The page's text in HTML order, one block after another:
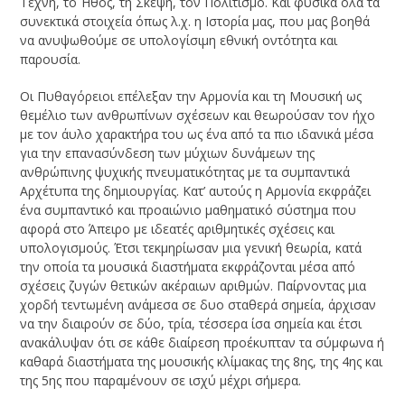
συνεκτικά στοιχεία όπως λ.χ. η Ιστορία μας, που μας βοηθά
να ανυψωθούμε σε υπολογίσιμη εθνική οντότητα και
παρουσία.
Οι Πυθαγόρειοι επέλεξαν την Αρμονία και τη Μουσική ως
θεμέλιο των ανθρωπίνων σχέσεων και θεωρούσαν τον ήχο
με τον άυλο χαρακτήρα του ως ένα από τα πιο ιδανικά μέσα
για την επανασύνδεση των μύχιων δυνάμεων της
ανθρώπινης ψυχικής πνευματικότητας με τα συμπαντικά
Αρχέτυπα της δημιουργίας. Κατ’ αυτούς η Αρμονία εκφράζει
ένα συμπαντικό και προαιώνιο μαθηματικό σύστημα που
αφορά στο Άπειρο με ιδεατές αριθμητικές σχέσεις και
υπολογισμούς. Έτσι τεκμηρίωσαν μια γενική θεωρία, κατά
την οποία τα μουσικά διαστήματα εκφράζονται μέσα από
σχέσεις ζυγών θετικών ακέραιων αριθμών. Παίρνοντας μια
χορδή τεντωμένη ανάμεσα σε δυο σταθερά σημεία, άρχισαν
να την διαιρούν σε δύο, τρία, τέσσερα ίσα σημεία και έτσι
ανακάλυψαν ότι σε κάθε διαίρεση προέκυπταν τα σύμφωνα ή
καθαρά διαστήματα της μουσικής κλίμακας της 8ης, της 4ης και
της 5ης που παραμένουν σε ισχύ μέχρι σήμερα.